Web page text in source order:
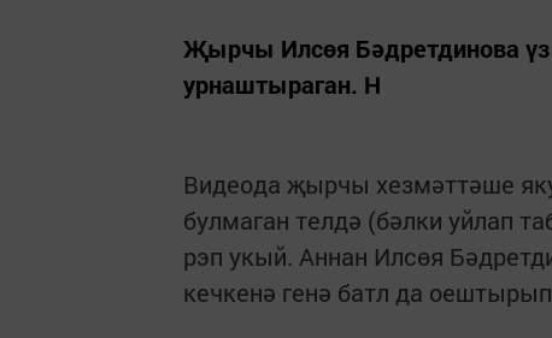
Җырчы Илсөя Бәдретдинова үз
урнаштыраган. Н
Видеода җырчы хезмәттәше
булмаган телдә (бәлки уйлап
рэп укый. Аннан Илсөя
кечкенә генә батл да